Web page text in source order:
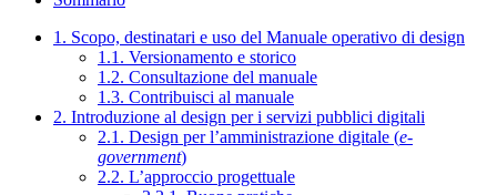
1. Scopo, destinatari e uso del Manuale operativo di design
1.1. Versionamento e storico
1.2. Consultazione del manuale
1.3. Contribuisci al manuale
2. Introduzione al design per i servizi pubblici digitali
2.1. Design per l’amministrazione digitale (e-
government)
2.2. L’approccio progettuale